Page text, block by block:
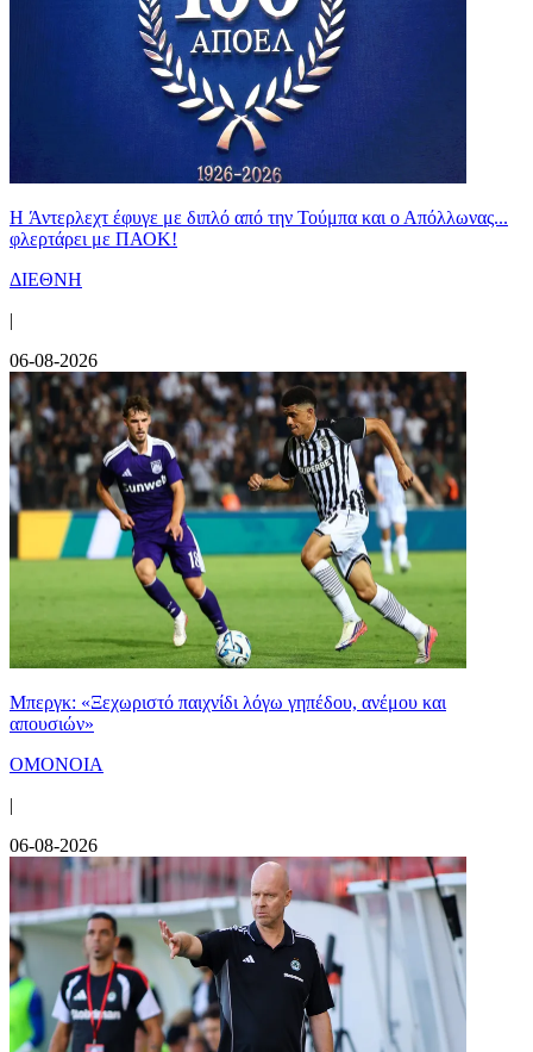
H Άντερλεχτ έφυγε με διπλό από την Τούμπα και ο Απόλλωνας...
φλερτάρει με ΠΑΟΚ!
ΔΙΕΘΝΗ
|
06-08-2026
Μπεργκ: «Ξεχωριστό παιχνίδι λόγω γηπέδου, ανέμου και
απουσιών»
ΟΜΟΝΟΙΑ
|
06-08-2026